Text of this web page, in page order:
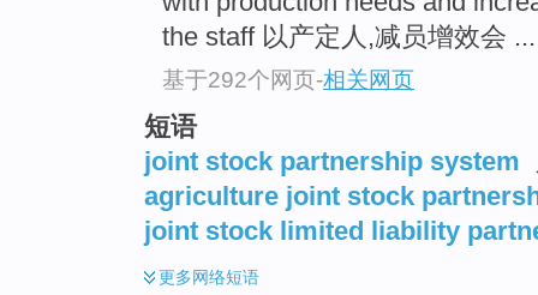
the staff 以产定人,减员增效会 ...
基于292个网页-相关网页
短语
joint stock partnership system
agriculture joint stock
joint stock limited liability
更多网络短语